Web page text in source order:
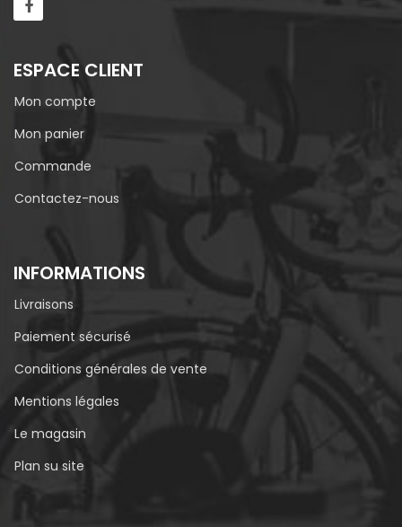
ESPACE CLIENT
Mon compte
Mon panier
Commande
Contactez-nous
INFORMATIONS
Livraisons
Paiement sécurisé
Conditions générales de vente
Mentions légales
Le magasin
Plan su site